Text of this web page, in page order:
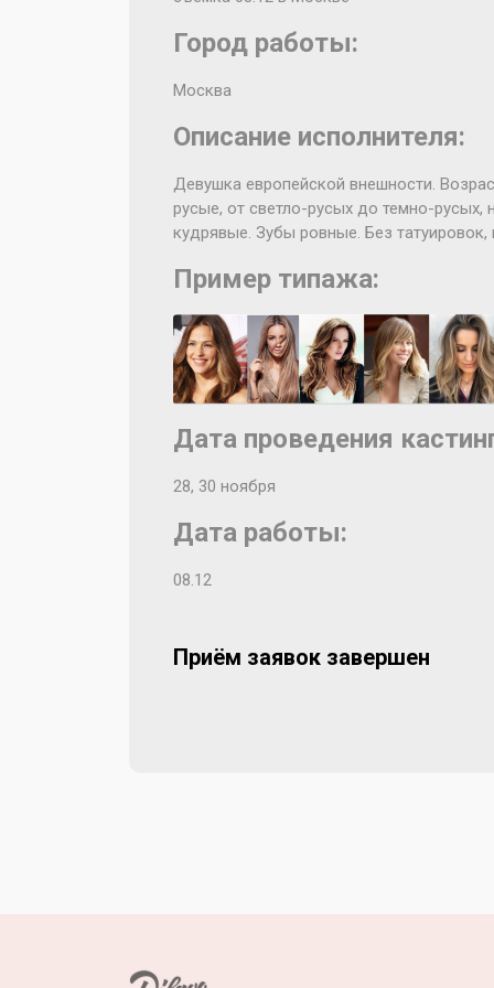
Город работы:
Москва
Описание исполнителя:
Девушка европейской внешности.
русые, от светло-русых до темно-
кудрявые. Зубы ровные. Без татуировок,
Пример типажа:
Дата проведения
28, 30 ноября
Дата работы:
08.12
Приём заявок завершен